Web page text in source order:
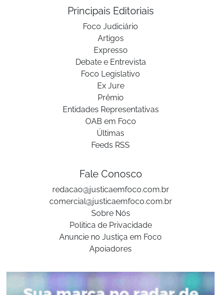
Principais Editoriais
Foco Judiciário
Artigos
Expresso
Debate e Entrevista
Foco Legislativo
Ex Jure
Prêmio
Entidades Representativas
OAB em Foco
Últimas
Feeds RSS
Fale Conosco
redacao@justicaemfoco.com.br
comercial@justicaemfoco.com.br
Sobre Nós
Politica de Privacidade
Anuncie no Justiça em Foco
Apoiadores